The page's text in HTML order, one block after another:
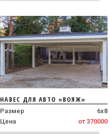
НАВЕС ДЛЯ АВТО «ВОЯЖ»
Размер
6х8
Цена
от 370000